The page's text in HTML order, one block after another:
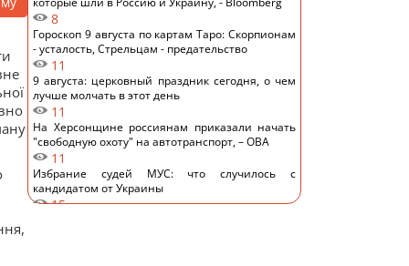
8
Гороскоп 9 августа по картам Таро: Скорпионам
- усталость, Стрельцам - предательство
11
9 августа: церковный праздник сегодня, о чем
лучше молчать в этот день
11
На Херсонщине россиянам приказали начать
"свободную охоту" на автотранспорт, – ОВА
11
Избрание судей МУС: что случилось с
кандидатом от Украины
15